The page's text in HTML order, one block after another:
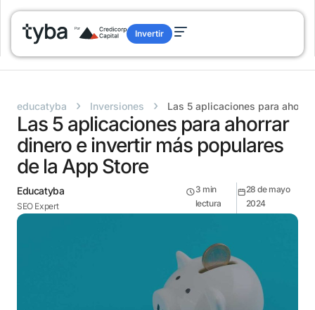
Invertir
educatyba › Inversiones › Las 5 aplicaciones para
Las 5 aplicaciones para ahorrar
dinero e invertir más populares
de la App Store
Educatyba
SEO Expert
3 min
lectura
28 de mayo
2024